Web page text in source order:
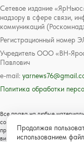
Сетевое издание
надзору в сфере связи,
коммуникаций
Регистрационный
Учредитель ООО «ВН-
Павлович
e-mail:
Политика обработки
Все права на любые
соответствии с российским и
праве и смежных правах.
видеоматериалов возможно
Продолжая
использованием